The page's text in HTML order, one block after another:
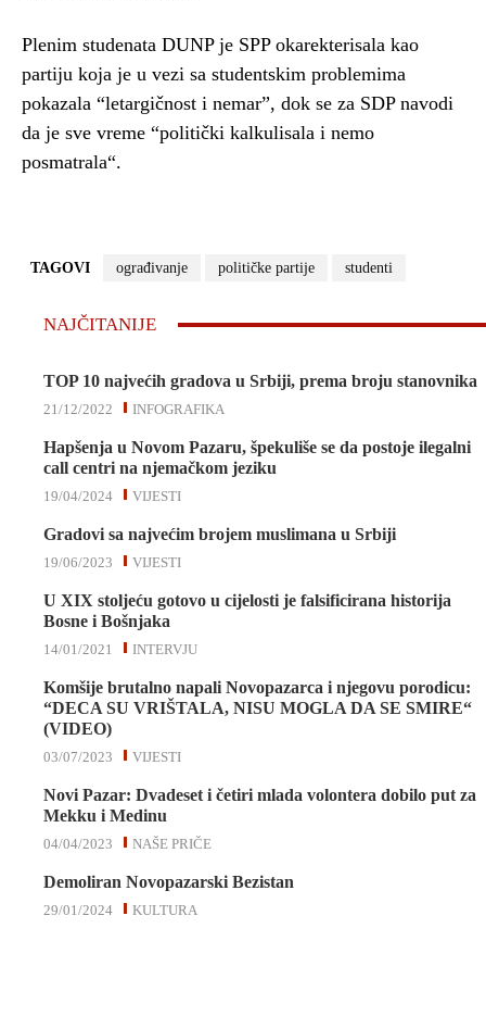
Plenim studenata DUNP je SPP okarekterisala kao
partiju koja je u vezi sa studentskim problemima
pokazala “letargičnost i nemar”, dok se za SDP navodi
da je sve vreme “politički kalkulisala i nemo
posmatrala“.
TAGOVI ograđivanje političke partije studenti
NAJČITANIJE
TOP 10 najvećih gradova u Srbiji, prema broju stanovnika
INFOGRAFIKA
21/12/2022
Hapšenja u Novom Pazaru, špekuliše se da postoje ilegalni
call centri na njemačkom jeziku
VIJESTI
19/04/2024
Gradovi sa najvećim brojem muslimana u Srbiji
VIJESTI
19/06/2023
U XIX stoljeću gotovo u cijelosti je falsificirana historija
Bosne i Bošnjaka
INTERVJU
14/01/2021
Komšije brutalno napali Novopazarca i njegovu porodicu:
“DECA SU VRIŠTALA, NISU MOGLA DA SE SMIRE“
(VIDEO)
VIJESTI
03/07/2023
Novi Pazar: Dvadeset i četiri mlada volontera dobilo put za
Mekku i Medinu
NAŠE PRIČE
04/04/2023
Demoliran Novopazarski Bezistan
KULTURA
29/01/2024